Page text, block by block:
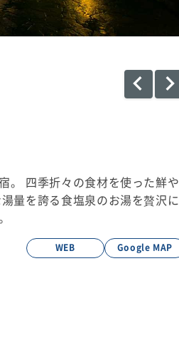
。 四季折々の食材を使った鮮や
量を誇る食塩泉のお湯を贅沢に
WEB Google MAP